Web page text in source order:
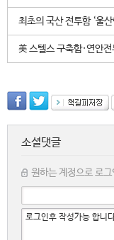
최초의 국산 전투함 ‘울산
美 스텔스 구축함·연안
소셜댓글
원하는 계정으로 로